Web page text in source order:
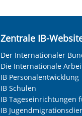
Zentrale IB-
Der Internationaler
Die Internationale
IB Personalentwicklung
IB Schulen
IB Tageseinrichtungen
IB